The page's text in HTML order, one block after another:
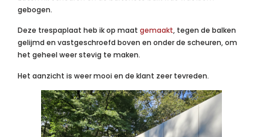
gebogen.
Deze trespaplaat heb ik op maat gemaakt, tegen de balken
gelijmd en vastgeschroefd boven en onder de scheuren, om
het geheel weer stevig te maken.
Het aanzicht is weer mooi en de klant zeer tevreden.